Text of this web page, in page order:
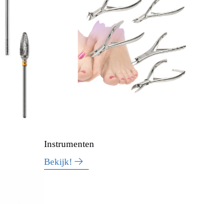
Instrumenten
Bekijk!